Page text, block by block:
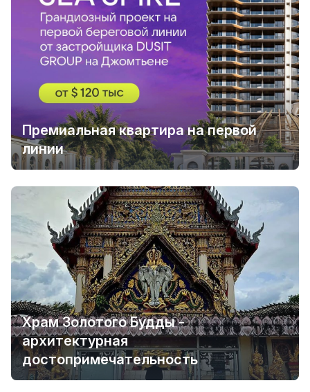
Премиальная квартира на первой
линии
Храм Золотого Будды -
архитектурная
достопримечательность